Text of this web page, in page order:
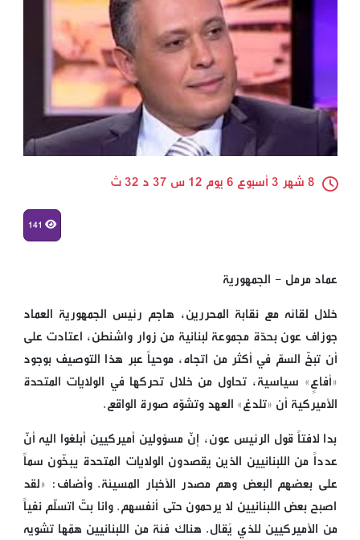
8 شهر 3 أسبوع 6 يوم 12 س 37 د 32 ث
عماد مرمل - الجمهورية
خلال لقائه مع نقابة المحررين، هاجم رئيس الجمهورية العماد
جوزاف عون بحدّة مجموعة لبنانية من زوار واشنطن، اعتادت على
أن تبخّ السمّ في أكثر من اتجاه، موحياً عبر هذا التوصيف بوجود
«أفاعٍ» سياسية، تحاول من خلال تحركها في الولايات المتحدة
الأميركية أن «تلدغ» العهد وتشوّه صورة الواقع.
بدا لافتاً قول الرئيس عون، إنّ مسؤولين أميركيين أبلغوا اليه أنّ
عدداً من اللبنانيين الذين يقصدون الولايات المتحدة يبخّون سماً
على بعضهم البعض وهم مصدر الأخبار المسيئة. وأضاف: «لقد
اصبح بعض اللبنانيين لا يرحمون حتى أنفسهم. وانا بتّ اتسلّم نفياً
من الأميركيين للذي يُقال. هناك فئة من اللبنانيين همّها تشويه